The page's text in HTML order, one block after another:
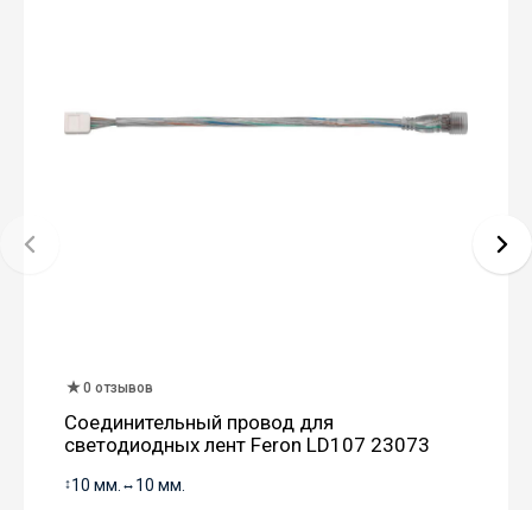
0 отзывов
Соединительный провод для
светодиодных лент Feron LD107 23073
↕10 мм. ↔ 10 мм.